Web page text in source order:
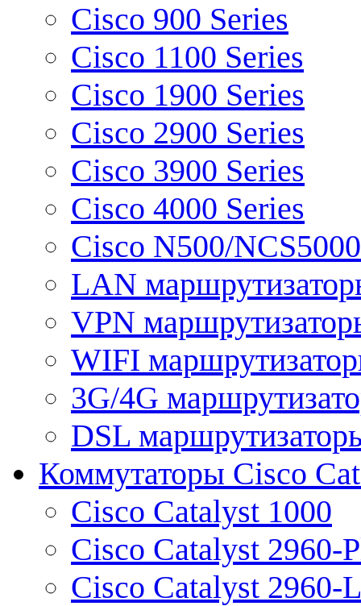
Cisco 900 Series
Cisco 1100 Series
Cisco 1900 Series
Cisco 2900 Series
Cisco 3900 Series
Cisco 4000 Series
Cisco N500/
LAN
VPN
WIFI
3G/4G
DSL
Коммутаторы Cisco
Cisco Catalyst 1000
Cisco Catalyst 2960-
Cisco Catalyst 2960-L